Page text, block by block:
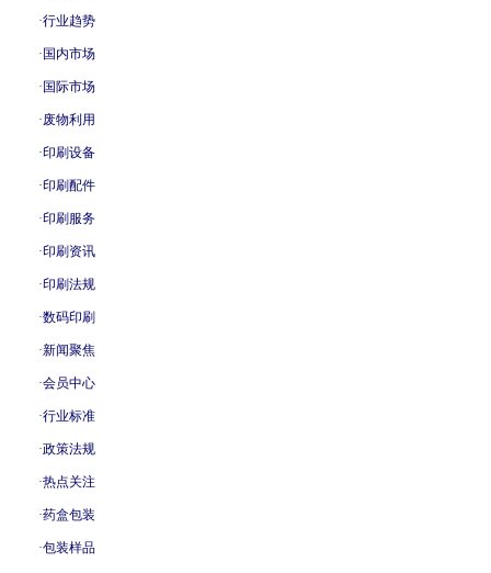
·行业趋势
· 国内市场
· 国际市场
·废物利用
·印刷设备
·印刷配件
·印刷服务
·印刷资讯
·印刷法规
·数码印刷
·新闻聚焦
·会员中心
·行业标准
·政策法规
·热点关注
·药盒包装
·包装样品